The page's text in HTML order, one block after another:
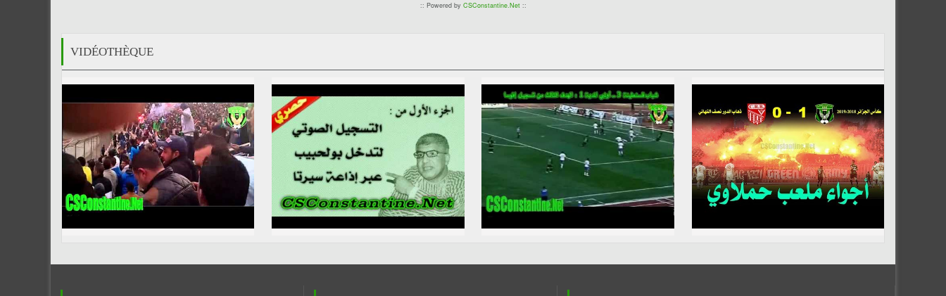
:: Powered by CSConstantine.Net::
VIDÉOTHÈQUE